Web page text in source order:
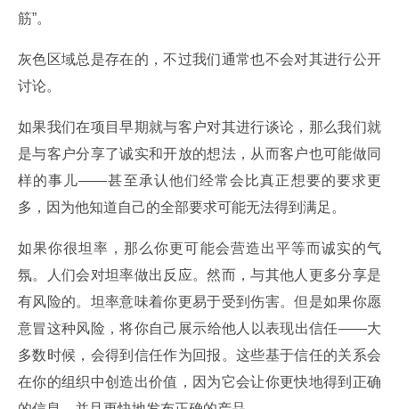
筋”。
灰色区域总是存在的，不过我们通常也不会对其进行公开
讨论。
如果我们在项目早期就与客户对其进行谈论，那么我们就
是与客户分享了诚实和开放的想法，从而客户也可能做同
样的事儿——甚至承认他们经常会比真正想要的要求更
多，因为他知道自己的全部要求可能无法得到满足。
如果你很坦率，那么你更可能会营造出平等而诚实的气
氛。人们会对坦率做出反应。然而，与其他人更多分享是
有风险的。坦率意味着你更易于受到伤害。但是如果你愿
意冒这种风险，将你自己展示给他人以表现出信任——大
多数时候，会得到信任作为回报。这些基于信任的关系会
在你的组织中创造出价值，因为它会让你更快地得到正确